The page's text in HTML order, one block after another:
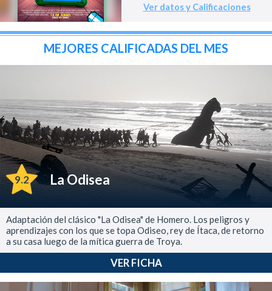
Ver datos y Calificaciones
MEJORES CALIFICADAS DEL MES
9.2 La Odisea
Adaptación del clásico "La Odisea" de Homero. Los peligros y
aprendizajes con los que se topa Odiseo, rey de Ítaca, de retorno
a su casa luego de la mítica guerra de Troya.
VER FICHA